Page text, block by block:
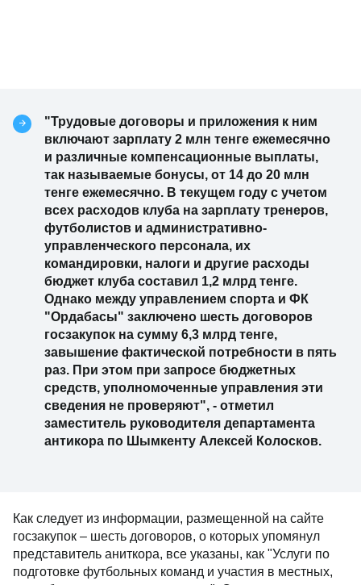
"Трудовые договоры и приложения к ним
включают зарплату 2 млн тенге ежемесячно
и различные компенсационные выплаты,
так называемые бонусы, от 14 до 20 млн
тенге ежемесячно. В текущем году с учетом
всех расходов клуба на зарплату тренеров,
футболистов и административно-
управленческого персонала, их
командировки, налоги и другие расходы
бюджет клуба составил 1,2 млрд тенге.
Однако между управлением спорта и ФК
"Ордабасы" заключено шесть договоров
госзакупок на сумму 6,3 млрд тенге,
завышение фактической потребности в пять
раз. При этом при запросе бюджетных
средств, уполномоченные управления эти
сведения не проверяют", - отметил
заместитель руководителя департамента
антикора по Шымкенту Алексей Колосков.
Как следует из информации, размещенной на сайте
госзакупок – шесть договоров, о которых упомянул
представитель аниткора, все указаны, как "Услуги по
подготовке футбольных команд и участия в местных,